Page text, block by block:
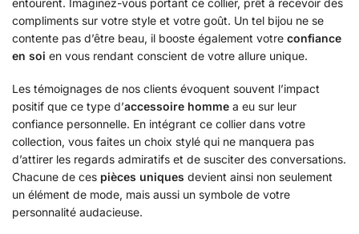
compliments sur votre style et votre goût. Un tel bijou ne se
contente pas d’être beau, il booste également votre confiance
en soi en vous rendant conscient de votre allure unique.
Les témoignages de nos clients évoquent souvent l’impact
positif que ce type d’accessoire homme a eu sur leur
confiance personnelle. En intégrant ce collier dans votre
collection, vous faites un choix stylé qui ne manquera pas
d’attirer les regards admiratifs et de susciter des conversations.
Chacune de ces pièces uniques devient ainsi non seulement
un élément de mode, mais aussi un symbole de votre
personnalité audacieuse.